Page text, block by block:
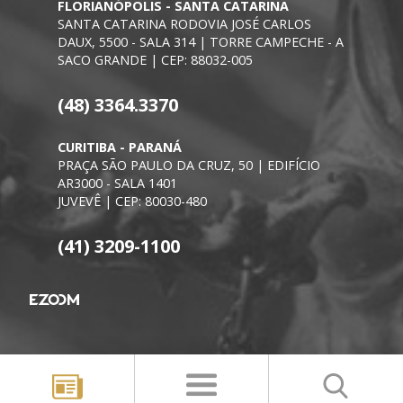
FLORIANÓPOLIS - SANTA CATARINA
SANTA CATARINA RODOVIA JOSÉ CARLOS
DAUX, 5500 - SALA 314 | TORRE CAMPECHE - A
SACO GRANDE | CEP: 88032-005
(48) 3364.3370
CURITIBA - PARANÁ
PRAÇA SÃO PAULO DA CRUZ, 50 | EDIFÍCIO
AR3000 - SALA 1401
JUVEVÊ | CEP: 80030-480
(41) 3209-1100